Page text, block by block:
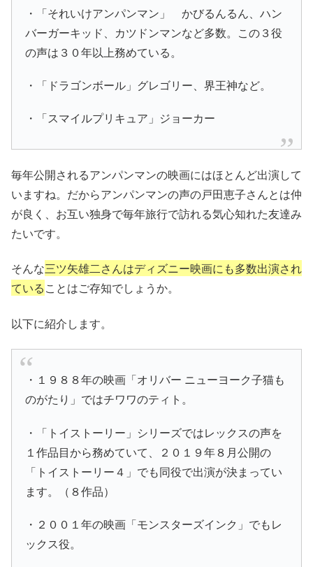
・「それいけアンパンマン」 かびるんるん、ハン
バーガーキッド、カツドンマンなど多数。この３役
の声は３０年以上務めている。
・「ドラゴンボール」グレゴリー、界王神など。
・「スマイルプリキュア」ジョーカー
毎年公開されるアンパンマンの映画にはほとんど出演して
いますね。だからアンパンマンの声の戸田恵子さんとは仲
が良く、お互い独身で毎年旅行で訪れる気心知れた友達み
たいです。
そんな三ツ矢雄二さんはディズニー映画にも多数出演され
ていることはご存知でしょうか。
以下に紹介します。
・１９８８年の映画「オリバー ニューヨーク子猫も
のがたり」ではチワワのティト。
・「トイストーリー」シリーズではレックスの声を
１作品目から務めていて、２０１９年８月公開の
「トイストーリー４」でも同役で出演が決まってい
ます。（８作品）
・２００１年の映画「モンスターズインク」でもレ
ックス役。